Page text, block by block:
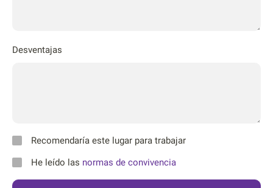
Desventajas
Recomendaría este lugar para trabajar
He leído las normas de convivencia